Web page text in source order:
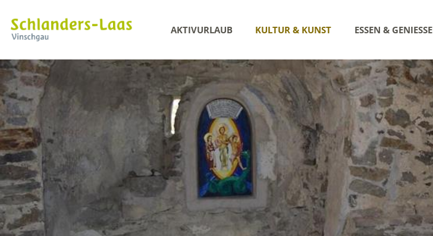
AKTIVURLAUB KULTUR & KUNST ESSEN & GENIESSEN